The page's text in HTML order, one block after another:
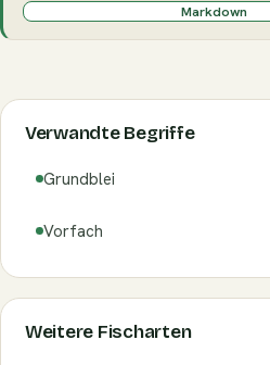
Markdown
Verwandte Begriffe
Grundblei
Vorfach
Weitere Fischarten